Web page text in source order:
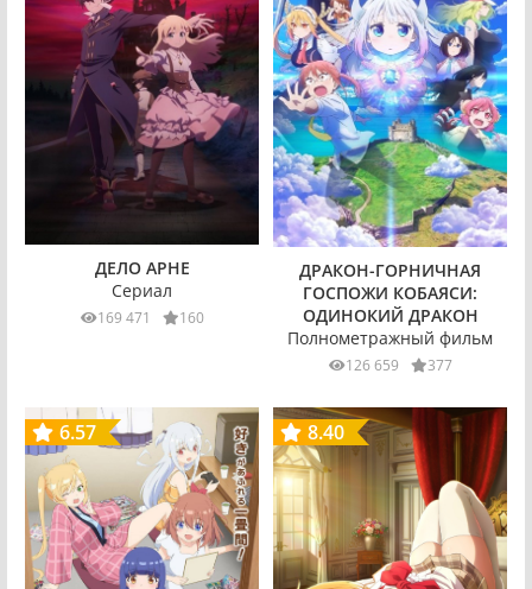
ДЕЛО АРНЕ
Сериал
169 471 160
ДРАКОН-ГОРНИЧНАЯ
ГОСПОЖИ КОБАЯСИ:
ОДИНОКИЙ ДРАКОН
Полнометражный фильм
126 659 377
6.57 8.40